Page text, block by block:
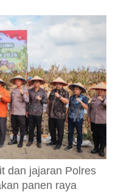
dan jajaran Polres
panen raya